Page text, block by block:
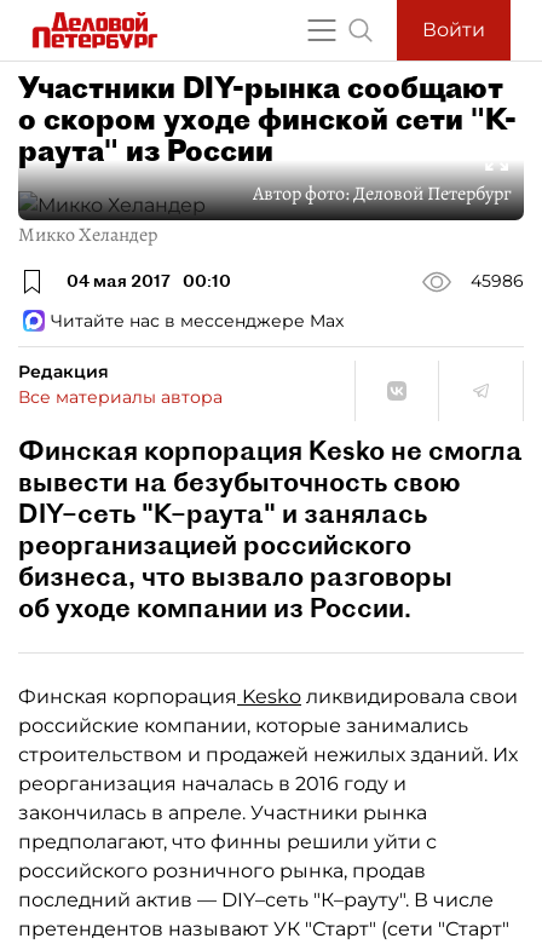
Войти
Участники DIY-рынка сообщают
о скором уходе финской сети "К-
раута" из России
Автор фото:Деловой Петербург
Микко Хеландер
04 мая 2017 00:10
45986
Читайте нас в мессенджере Max
Редакция
Все материалы автора
Финская корпорация Kesko не смогла
вывести на безубыточность свою
DIY–сеть "К–раута" и занялась
реорганизацией российского
бизнеса, что вызвало разговоры
об уходе компании из России.
Финская корпорация Kesko ликвидировала свои
российские компании, которые занимались
строительством и продажей нежилых зданий. Их
реорганизация началась в 2016 году и
закончилась в апреле. Участники рынка
предполагают, что финны решили уйти с
российского розничного рынка, продав
последний актив — DIY–сеть "К–рауту". В числе
претендентов называют УК "Старт" (сети "Старт"